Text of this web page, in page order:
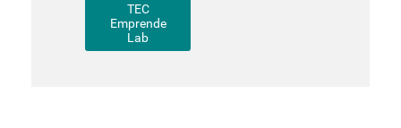
TEC
Emprende
Lab